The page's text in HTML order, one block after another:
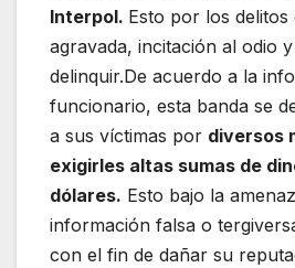
Interpol. Esto por los
agravada, incitación al odio
delinquir.De acuerdo a la
funcionario, esta banda se
a sus víctimas por diversos
exigirles altas sumas de
dólares. Esto bajo la
información falsa o
con el fin de dañar su